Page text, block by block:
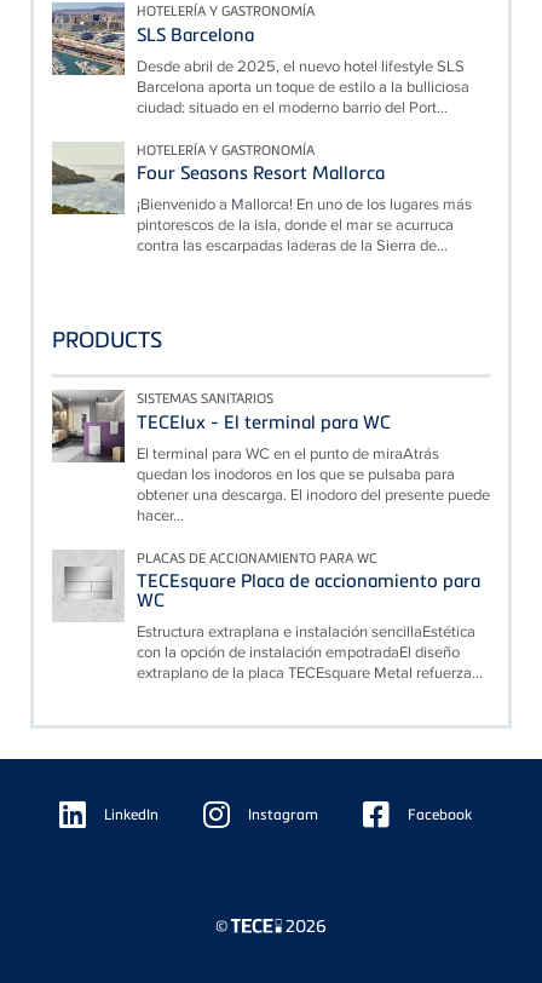
HOTELERÍA Y GASTRONOMÍA
SLS Barcelona
Desde abril de 2025, el nuevo hotel lifestyle SLS
Barcelona aporta un toque de estilo a la bulliciosa
ciudad: situado en el moderno barrio del Port...
HOTELERÍA Y GASTRONOMÍA
Four Seasons Resort Mallorca
¡Bienvenido a Mallorca! En uno de los lugares más
pintorescos de la isla, donde el mar se acurruca
contra las escarpadas laderas de la Sierra de...
PRODUCTS
SISTEMAS SANITARIOS
TECElux - El terminal para WC
El terminal para WC en el punto de miraAtrás
quedan los inodoros en los que se pulsaba para
obtener una descarga. El inodoro del presente puede
hacer...
PLACAS DE ACCIONAMIENTO PARA WC
TECEsquare Placa de accionamiento para
WC
Estructura extraplana e instalación sencillaEstética
con la opción de instalación empotradaEl diseño
extraplano de la placa TECEsquare Metal refuerza...
Floating
Sidebar LinkedIn Instagram Facebook
© 2026